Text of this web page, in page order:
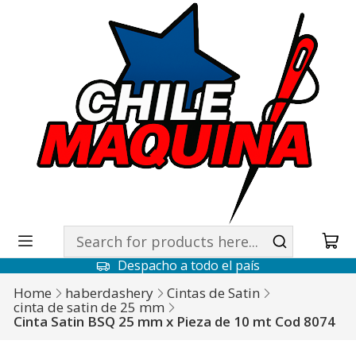
Despacho a todo el país
Home haberdashery Cintas de Satin
cinta de satin de 25 mm
Cinta Satin BSQ 25 mm x Pieza de 10 mt Cod 8074